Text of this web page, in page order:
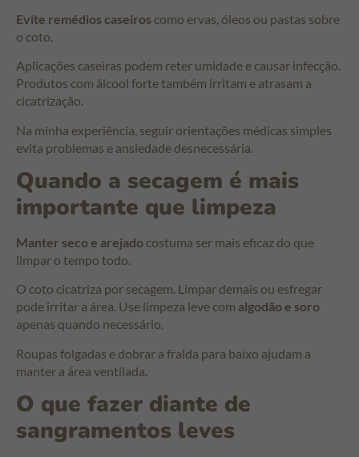
Evite remédios caseiros como ervas, óleos ou pastas sobre
o coto.
Aplicações caseiras podem reter umidade e causar infecção.
Produtos com álcool forte também irritam e atrasam a
cicatrização.
Na minha experiência, seguir orientações médicas simples
evita problemas e ansiedade desnecessária.
Quando a secagem é mais
importante que limpeza
Manter seco e arejado costuma ser mais eficaz do que
limpar o tempo todo.
O coto cicatriza por secagem. Limpar demais ou esfregar
pode irritar a área. Use limpeza leve com algodão e soro
apenas quando necessário.
Roupas folgadas e dobrar a fralda para baixo ajudam a
manter a área ventilada.
O que fazer diante de
sangramentos leves